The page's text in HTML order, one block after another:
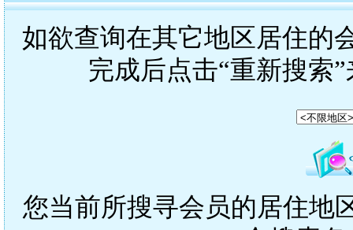
如欲查询在其它地区居住的
完成后点击“重新搜索
您当前所搜寻会员的居住地